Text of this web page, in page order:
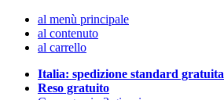
al menù principale
al contenuto
al carrello
Italia: spedizione standard gratuita
Reso gratuito